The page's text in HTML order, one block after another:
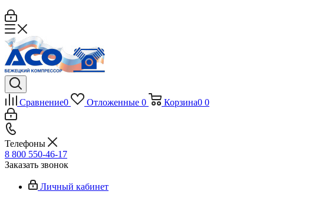
Сравнение0 Отложенные 0 Корзина0 0
Телефоны
8 800 550-46-17
Заказать звонок
Личный кабинет